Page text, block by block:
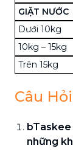
GIẶT NƯỚC
Dưới 10kg
10kg – 15kg
Trên 15kg
Câu
những